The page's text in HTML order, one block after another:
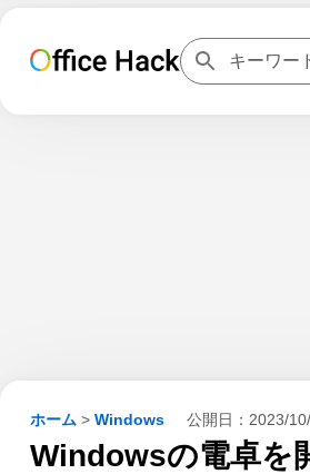
ホーム > Windows 公開日： 2023/
Windowsの電卓を